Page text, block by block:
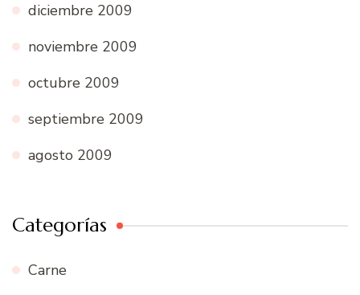
diciembre 2009
noviembre 2009
octubre 2009
septiembre 2009
agosto 2009
Categorías
Carne